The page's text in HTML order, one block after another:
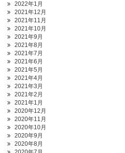
2022年1月
2021年12月
2021年11月
2021年10月
2021年9月
2021年8月
2021年7月
2021年6月
2021年5月
2021年4月
2021年3月
2021年2月
2021年1月
2020年12月
2020年11月
2020年10月
2020年9月
2020年8月